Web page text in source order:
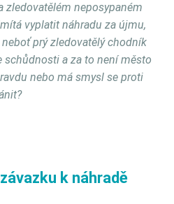
zledovatělém neposypaném
vyplatit náhradu za újmu,
prý zledovatělý chodník
schůdnosti a za to není město
nebo má smysl se proti
k náhradě